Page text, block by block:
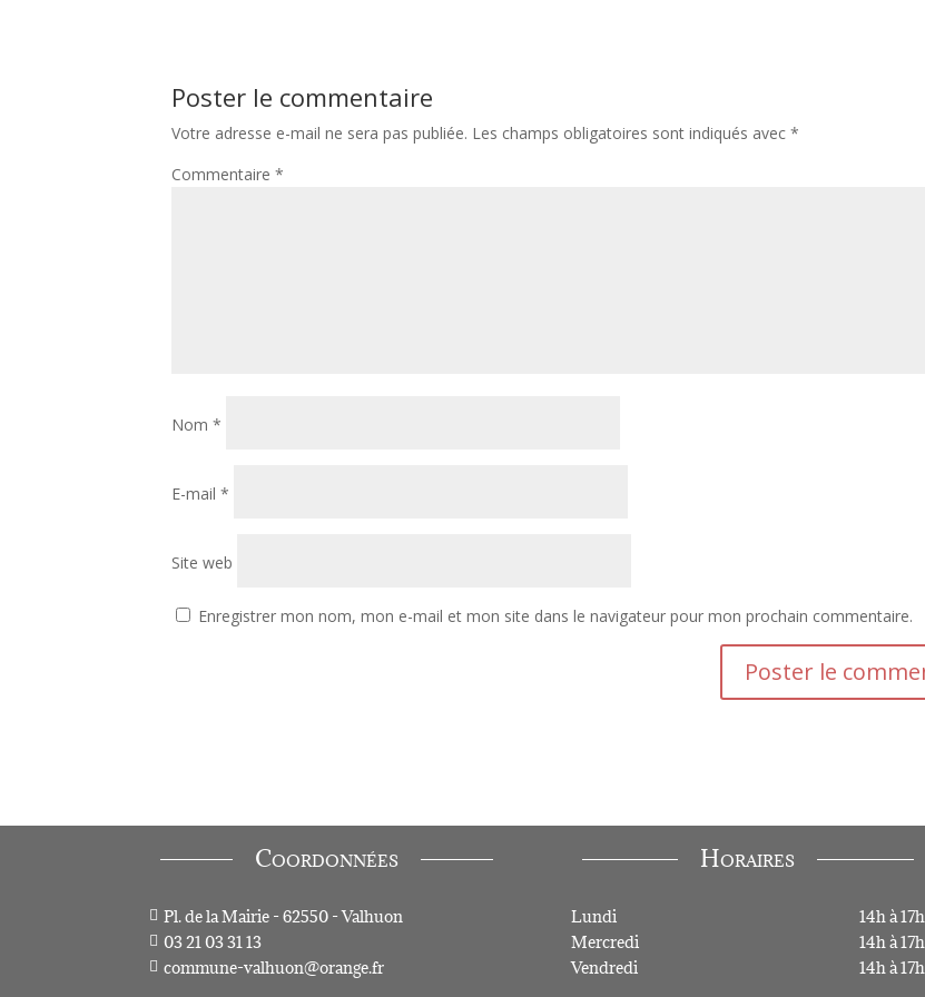
Poster le commentaire
Votre adresse e-mail ne sera pas publiée. Les champs obligatoires sont indiqués avec*
Commentaire*
Nom*
E-mail*
Site web
Enregistrer mon nom, mon e-mail et mon site dans le navigateur pour mon prochain commentaire.
Coordonnées
 Pl. de la Mairie - 62550 - Valhuon
 03 21 03 31 13
 commune-valhuon@orange.fr
Horaires
Lundi
14h à 17h
Mercredi
14h à 17h
Vendredi
14h à 17h